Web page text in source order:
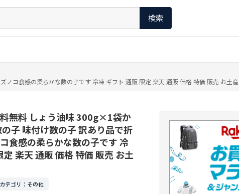
検索
コ食感の柔らかな数の子です 冷凍 ギフト 通販 限定 楽天 通販 価格 特価 販売 お土産
無料 しょう油味 300g×1袋か
子 味付け数の子 訳あり品で折
食感の柔らかな数の子です 冷
楽天 通販 価格 特価 販売 お土
カテゴリ：その他